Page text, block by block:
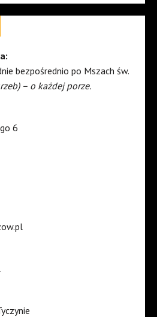
bezpośrednio po Mszach św.
– o każdej porze.
6